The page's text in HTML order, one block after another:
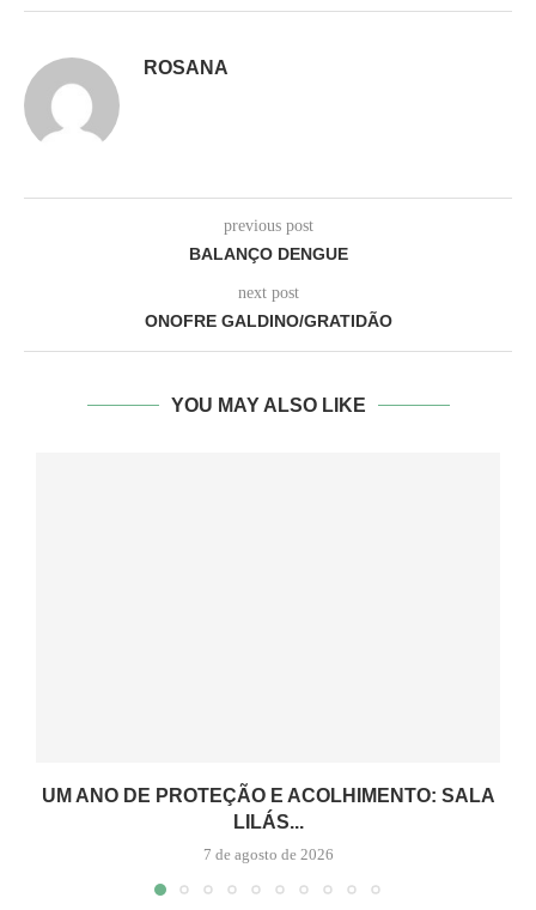
ROSANA
previous post
BALANÇO DENGUE
next post
ONOFRE GALDINO/GRATIDÃO
YOU MAY ALSO LIKE
UM ANO DE PROTEÇÃO E ACOLHIMENTO: SALA
LILÁS...
7 de agosto de 2026